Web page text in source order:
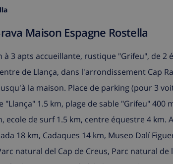
Maison Espagne Rostella
à 3 apts accueillante, rustique "Grifeu", de
de Llança, dans l'arrondissement Cap
la maison. Place de parking (pour 3
1.5 km, plage de sable "Grifeu" 400
ecole de surf 1.5 km, centre équestre 4
18 km, Cadaques 14 km, Museo Dalí
natural del Cap de Creus, Parc natural